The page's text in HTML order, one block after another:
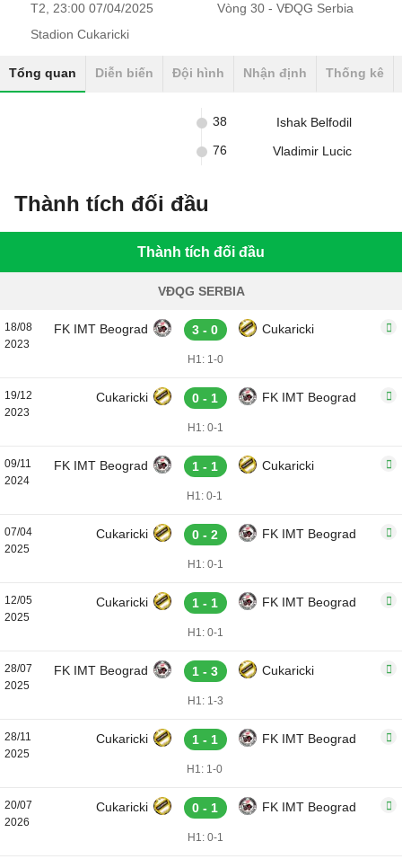
T2, 23:00 07/04/2025
Vòng 30 - VĐQG Serbia
Stadion Cukaricki
Tổng quan Diễn biến Đội hình Nhận định Thống kê
Ishak Belfodil
38
Vladimir Lucic
76
Thành tích đối đầu
Thành tích đối đầu
VĐQG SERBIA
18/08
2023
FK IMT Beograd 3 - 0 Cukaricki
H1: 1-0
19/12
2023
Cukaricki 0 - 1 FK IMT Beograd
H1: 0-1
09/11
2024
FK IMT Beograd 1 - 1 Cukaricki
H1: 0-1
07/04
2025
Cukaricki 0 - 2 FK IMT Beograd
H1: 0-1
12/05
2025
Cukaricki 1 - 1 FK IMT Beograd
H1: 0-1
28/07
2025
FK IMT Beograd 1 - 3 Cukaricki
H1: 1-3
28/11
2025
Cukaricki 1 - 1 FK IMT Beograd
H1: 1-0
20/07
2026
Cukaricki 0 - 1 FK IMT Beograd
H1: 0-1